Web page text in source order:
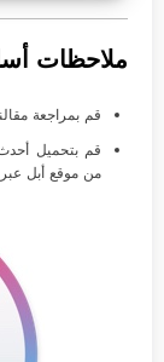
ملاحظات
قم بمراجعة
من موقع أبل عبر